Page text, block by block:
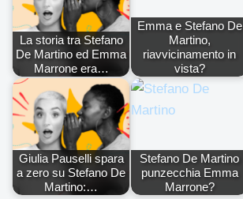
La storia tra Stefano
De Martino ed Emma
Marrone era…
Emma e Stefano De
Martino,
riavvicinamento in
vista?
Giulia Pauselli spara
a zero su Stefano De
Martino:…
Stefano De Martino
punzecchia Emma
Marrone?